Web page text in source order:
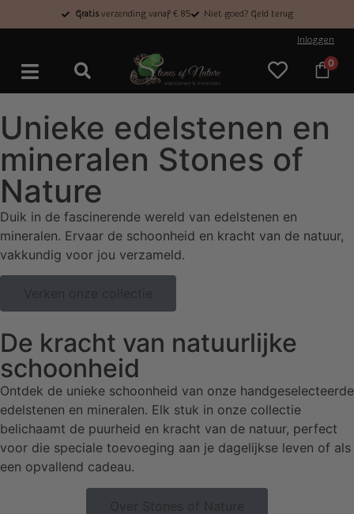
Gratisverzending vanaf € 85 Niet goed? Geld terug
Inloggen
0
Unieke edelstenen en
mineralen Stones of
Nature
Duik in de fascinerende wereld van edelstenen en
mineralen. Ervaar de schoonheid en kracht van de natuur,
vakkundig voor jou verzameld.
Verken onze collectie
De kracht van natuurlijke
schoonheid
Ontdek de unieke schoonheid van onze handgeselecteerde
edelstenen en mineralen. Elk stuk in onze collectie
belichaamt de puurheid en kracht van de natuur, perfect
voor die speciale toevoeging aan je dagelijkse leven of als
een opvallend cadeau.
Over Stones of Nature